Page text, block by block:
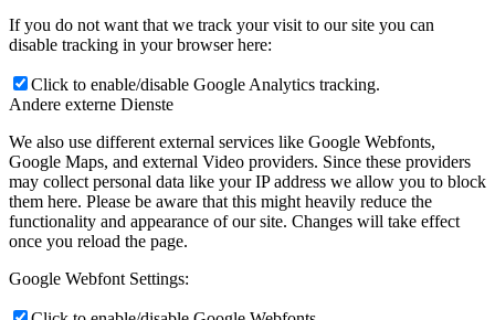
If you do not want that we track your visit to our site you can
disable tracking in your browser here:
Click to enable/disable Google Analytics tracking.
Andere externe Dienste
We also use different external services like Google Webfonts,
Google Maps, and external Video providers. Since these providers
may collect personal data like your IP address we allow you to block
them here. Please be aware that this might heavily reduce the
functionality and appearance of our site. Changes will take effect
once you reload the page.
Google Webfont Settings: